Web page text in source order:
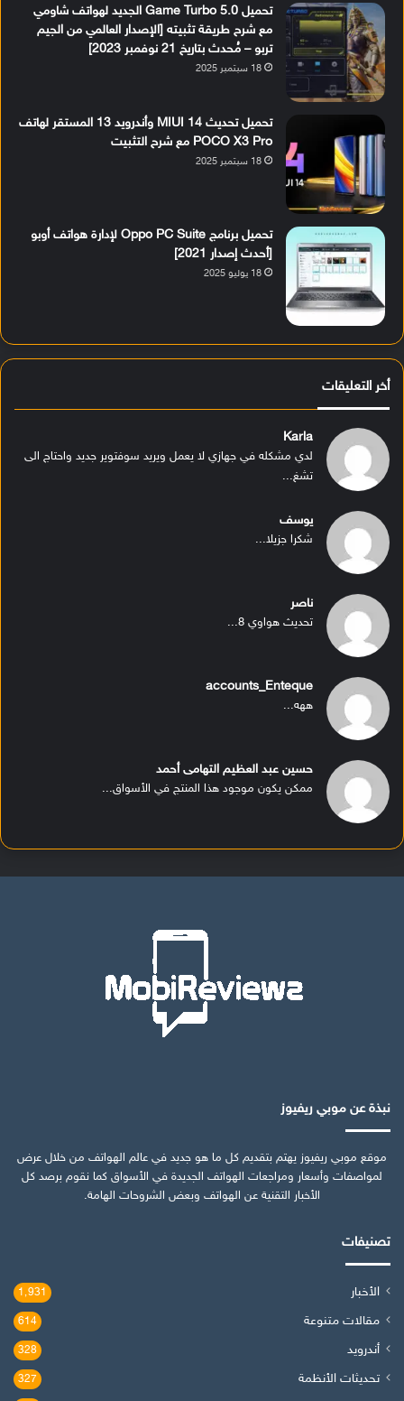
تحميل Game Turbo 5.0 الجديد لهواتف شاومي
مع شرح طريقة تثبيته [الإصدار العالمي من الجيم
تربو – مُحدث بتاريخ 21 نوفمبر 2023]
18 سبتمبر 2025
تحميل تحديث MIUI 14 وأندرويد 13 المستقر لهاتف
POCO X3 Pro مع شرح التثبيت
18 سبتمبر 2025
تحميل برنامج Oppo PC Suite لإدارة هواتف أوبو
[أحدث إصدار 2021]
18 يوليو 2025
أخر التعليقات
Karla
لدي مشكله في جهازي لا يعمل ويريد سوفتوير جديد واحتاج الى
تشغ...
يوسف
شكرا جزيلا...
ناصر
تحديث هواوي 8...
accounts_Enteque
ههه...
حسين عبد العظيم التهامى أحمد
ممكن يكون موجود هذا المنتج في الأسواق...
نبذة عن موبي ريفيوز
موقع موبي ريفيوز يهتم بتقديم كل ما هو جديد في عالم الهواتف من خلال عرض
لمواصفات وأسعار ومراجعات الهواتف الجديدة في الأسواق كما نقوم برصد كل
الأخبار التقنية عن الهواتف وبعض الشروحات الهامة.
تصنيفات
الأخبار 1٬931
مقالات متنوعة 614
أندرويد 328
تحديثات الأنظمة 327